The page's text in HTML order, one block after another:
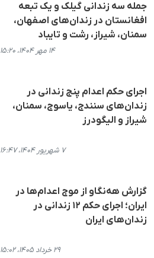
جملە سه زندانی گیلک و یک تبعە
افغانستان در زندان‌های اصفهان،
سمنان، شیراز، رشت و تایباد
۱۴ مهر ۱۴۰۴، ۱۵:۲۰
اجرای حکم اعدام پنج زندانی در
زندان‌های سنندج، یاسوج، سمنان،
شیراز و الیگودرز
۷ شهریور ۱۴۰۴، ۱۶:۴۷
گزارش هه‌نگاو از موج اعدام‌ها در
ایران؛ اجرای حکم ۱۲ زندانی در
زندان‌های ایران
۲۹ خرداد ۱۴۰۵، ۱۵:۰۲